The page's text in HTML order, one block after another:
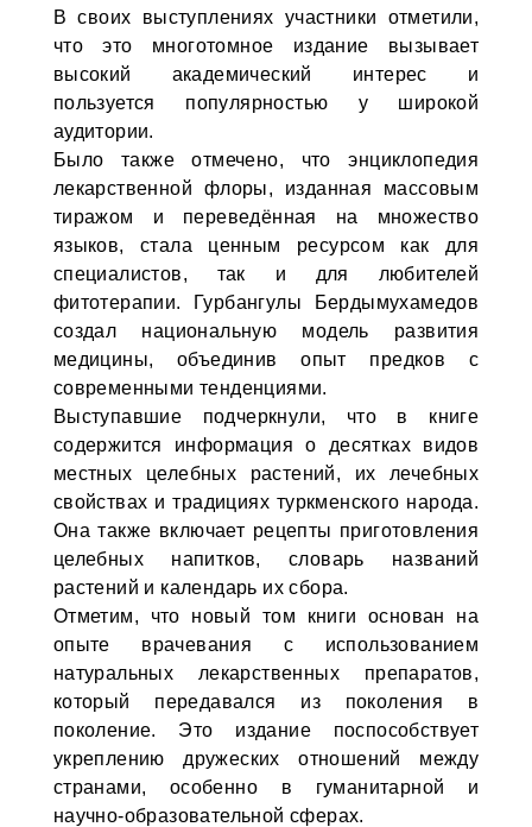
В своих выступлениях участники отметили,
что это многотомное издание вызывает
высокий академический интерес и
пользуется популярностью у широкой
аудитории.
Было также отмечено, что энциклопедия
лекарственной флоры, изданная массовым
тиражом и переведённая на множество
языков, стала ценным ресурсом как для
специалистов, так и для любителей
фитотерапии. Гурбангулы Бердымухамедов
создал национальную модель развития
медицины, объединив опыт предков с
современными тенденциями.
Выступавшие подчеркнули, что в книге
содержится информация о десятках видов
местных целебных растений, их лечебных
свойствах и традициях туркменского народа.
Она также включает рецепты приготовления
целебных напитков, словарь названий
растений и календарь их сбора.
Отметим, что новый том книги основан на
опыте врачевания с использованием
натуральных лекарственных препаратов,
который передавался из поколения в
поколение. Это издание поспособствует
укреплению дружеских отношений между
странами, особенно в гуманитарной и
научно-образовательной сферах.